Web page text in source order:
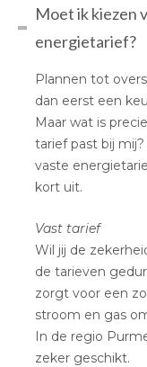
Moet ik kiezen
energietarief?
Plannen tot
dan eerst een
Maar wat is
tarief past bij
vaste
kort uit.
Vast tarief
Wil jij de
de tarieven
zorgt voor een
stroom en gas
In de regio
zeker geschikt.